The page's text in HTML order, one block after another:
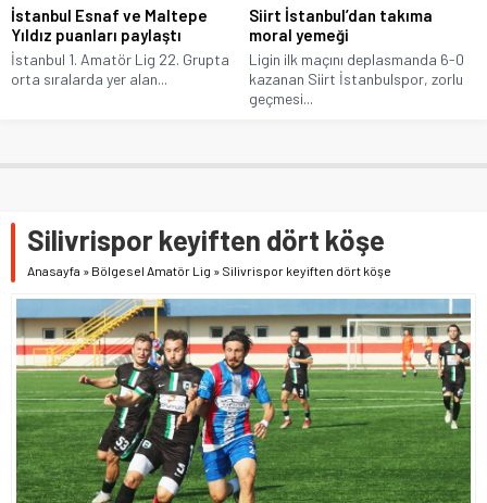
İstanbul Esnaf ve Maltepe
Yıldız puanları paylaştı
İstanbul 1. Amatör Lig 22. Grupta
orta sıralarda yer alan...
Siirt İstanbul’dan takıma
moral yemeği
Ligin ilk maçını deplasmanda 6-0
kazanan Siirt İstanbulspor, zorlu
geçmesi...
Silivrispor keyiften dört köşe
Anasayfa » Bölgesel Amatör Lig » Silivrispor keyiften dört köşe